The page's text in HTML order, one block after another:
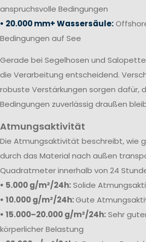
anspruchsvolle Bedingungen
• 20.000 mm+ Wassersäule:
Bedingungen auf See
Gerade bei Segelhosen und
die Verarbeitung entscheidend.
robuste Verstärkungen sorgen dafür,
Bedingungen zuverlässig draußen
Atmungsaktivität
Die Atmungsaktivität beschreibt, wie
durch das Material nach außen
Quadratmeter innerhalb von 24
• 5.000 g/m²/24h:Solide
• 10.000 g/m²/24h:Gute
• 15.000–20.000 g/m²/24h:Sehr
körperlicher Belastung